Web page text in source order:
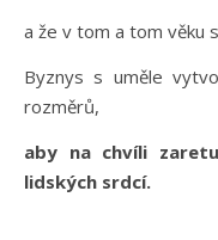
a že v tom a tom věku
Byznys s uměle
rozměrů,
aby na chvíli
lidských srdcí.